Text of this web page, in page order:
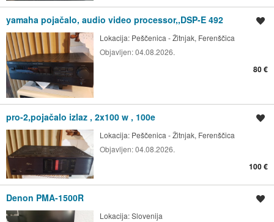
yamaha pojačalo, audio video processor,,DSP-E 492
Lokacija: Peščenica - Žitnjak, Ferenščica
Objavljen:04.08.2026.
80 €
pro-2,pojačalo izlaz , 2x100 w , 100e
Lokacija: Peščenica - Žitnjak, Ferenščica
Objavljen:04.08.2026.
100 €
Denon PMA-1500R
Lokacija:Slovenija